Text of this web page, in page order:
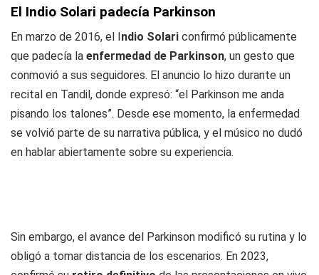
El Indio Solari padecía Parkinson
En marzo de 2016, el Indio Solari confirmó públicamente
que padecía la enfermedad de Parkinson, un gesto que
conmovió a sus seguidores. El anuncio lo hizo durante un
recital en Tandil, donde expresó: “el Parkinson me anda
pisando los talones”. Desde ese momento, la enfermedad
se volvió parte de su narrativa pública, y el músico no dudó
en hablar abiertamente sobre su experiencia.
Sin embargo, el avance del Parkinson modificó su rutina y lo
obligó a tomar distancia de los escenarios. En 2023,